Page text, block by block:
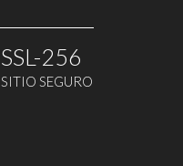
SSL-256
SITIO SEGURO